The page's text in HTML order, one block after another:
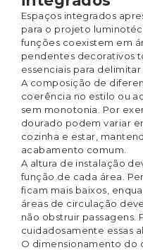
Espaços integrados
para o projeto
funções coexistem em
pendentes decorativos
essenciais para
A composição de
coerência no estilo ou
sem monotonia. Por
dourado podem variar
cozinha e estar,
acabamento comum.
A altura de instalação
função de cada área.
ficam mais baixos,
áreas de circulação
não obstruir passagens.
cuidadosamente essas
O dimensionamento do